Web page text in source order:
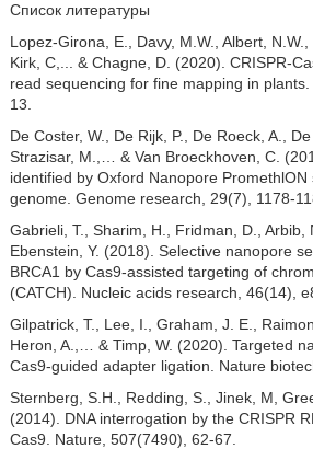
Список литературы
Lopez-Girona, Е., Davy, М.W., Albert, N.W.,
Kirk, C,... & Chagne, D. (2020). CRISPR-
read sequencing for fine mapping in
13.
De Coster, W., De Rijk, P., De Roeck, A., De
Strazisar, M.,… & Van Broeckhoven, C.
identified by Oxford Nanopore
genome. Genome research, 29(7), 1178-
Gabrieli, Т., Sharim, H., Fridman, D., Arbib,
Ebenstein, Y. (2018). Selective nanopore
BRCA1 by Cas9-assisted targeting of
(CATCH). Nucleic acids research, 46(14),
Gilpatrick, Т., Lee, I., Graham, J. E.,
Heron, A.,… & Timp, W. (2020). Targeted
Cas9-guided adapter ligation. Nature
Sternberg, S.H., Redding, S., Jinek, M,
(2014). DNA interrogation by the CRISPR
Cas9. Nature, 507(7490), 62-67.